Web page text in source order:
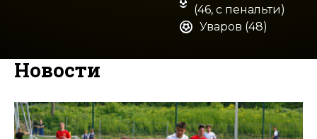
(46, с пенальти)
Уваров (48)
Новости